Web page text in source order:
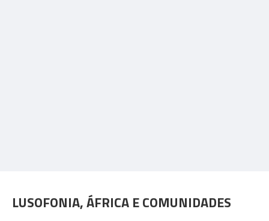
LUSOFONIA, ÁFRICA E COMUNIDADES